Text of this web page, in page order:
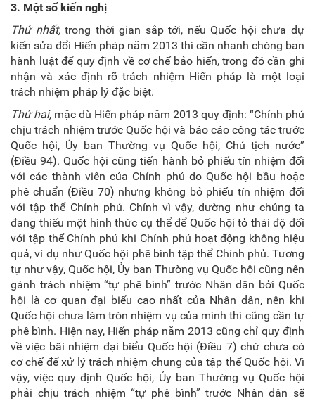
3. Một số kiến nghị
Thứ nhất,trong thời gian sắp tới, nếu Quốc hội chưa dự
kiến sửa đổi Hiến pháp năm 2013 thì cần nhanh chóng ban
hành luật để quy định về cơ chế bảo hiến, trong đó cần ghi
nhận và xác định rõ trách nhiệm Hiến pháp là một loại
trách nhiệm pháp lý đặc biệt.
Thứ hai, mặc dù Hiến pháp năm 2013 quy định: “Chính phủ
chịu trách nhiệm trước Quốc hội và báo cáo công tác trước
Quốc hội, Ủy ban Thường vụ Quốc hội, Chủ tịch nước”
(Điều 94). Quốc hội cũng tiến hành bỏ phiếu tín nhiệm đối
với các thành viên của Chính phủ do Quốc hội bầu hoặc
phê chuẩn (Điều 70) nhưng không bỏ phiếu tín nhiệm đối
với tập thể Chính phủ. Chính vì vậy, dường như chúng ta
đang thiếu một hình thức cụ thể để Quốc hội tỏ thái độ đối
với tập thể Chính phủ khi Chính phủ hoạt động không hiệu
quả, ví dụ như Quốc hội phê bình tập thể Chính phủ. Tương
tự như vậy, Quốc hội, Ủy ban Thường vụ Quốc hội cũng nên
gánh trách nhiệm “tự phê bình” trước Nhân dân bởi Quốc
hội là cơ quan đại biểu cao nhất của Nhân dân, nên khi
Quốc hội chưa làm tròn nhiệm vụ của mình thì cũng cần tự
phê bình. Hiện nay, Hiến pháp năm 2013 cũng chỉ quy định
về việc bãi nhiệm đại biểu Quốc hội (Điều 7) chứ chưa có
cơ chế để xử lý trách nhiệm chung của tập thể Quốc hội. Vì
vậy, việc quy định Quốc hội, Ủy ban Thường vụ Quốc hội
phải chịu trách nhiệm “tự phê bình” trước Nhân dân sẽ